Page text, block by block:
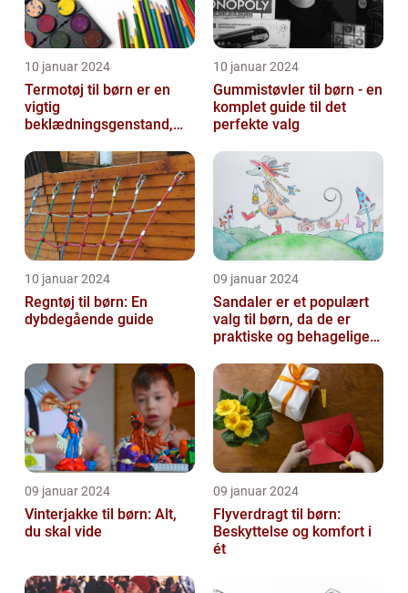
10 januar 2024
Termotøj til børn er en
vigtig
beklædningsgenstand,
kommer igennem kolde
vi...
10 januar 2024
Gummistøvler til børn - en
komplet guide til det
perfekte valg
10 januar 2024
Regntøj til børn: En
dybdegående guide
09 januar 2024
Sandaler er et populært
valg til børn, da de er
praktiske og behagelige
09 januar 2024
Vinterjakke til børn: Alt,
du skal vide
09 januar 2024
Flyverdragt til børn:
Beskyttelse og komfort i
ét